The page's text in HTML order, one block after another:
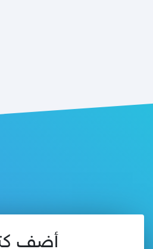
أضف